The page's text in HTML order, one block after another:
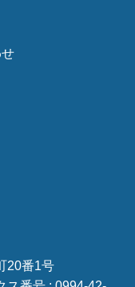
20番1号